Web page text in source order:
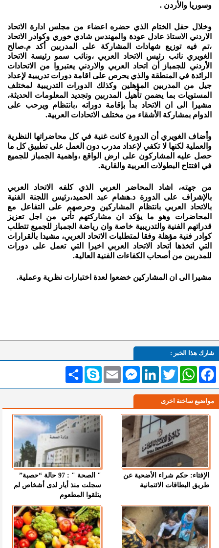
وسوريا والأردن .
وخلال حفل الختام الذي حضره اعضاء من مجلس ادارة الاتحاد
الاردني الاستاذ عادل عودة والمهندس شادي خوري وكوادر الاتحاد
،تم فيه توزيع شهادات المشاركة على المدربين أكد م.صالح
الغويري نائب رئيس الاتحاد العربي ،ونائب سمو رئيسة الاتحاد
الأردني للجمباز أن اتحاد العربي والاردني يعتبروا من الاتحادات
الرائدة في المنطقة والذي يحرص على اقامة دورات تدريبية لإعداد
جيل من المدربين المؤهلين وكذلك الدورات التدريبية لمختلف
المستويات بما يضمن تأهيل المدربين وتجديد المعلومات الحديثة،
مشيرا الى ان الاتحاد بدأ بإقامة دوراته ،بانتظام ويرحب على
الدوام بمشاركة الأشقاء من مختلف الاتحادات العربية.
وأضاف الغويري أن الدورة كانت غنية في كل محاضراتها النظرية
والعملية لكنها لا تكفي لإعداد مدرب دون العمل على تطبيق كل ما
حصل عليه المشاركون على ارض الواقع ،واهمية الجمباز للجميع
في افتتاح البطولات العربية والقارية.
من جهته، اشاد المحاضر العربي الذي كلفه الاتحاد العربي
بالإشراف على الدورة د.هشام عبد الحميد،رئيس اللجنة الفنية
بالاتحاد العربي بانتظام المشاركين وحرصهم على التفاعل مع
المحاضرات وهو ما يؤكد ان مشاركتهم تأتي من اجل تعزيز
قدراتهم الفنية والتدريبية خاصة وان رياضة الجمباز للجميع تتطلب
كوادر فنية مؤهلة وفقا لمتطلبات الاتحاد العربي، مشيدا بالقرارات
التي اتخذها اتحاد الاتحاد العربي اخيرا التي تعمل على دورات
للمدربين من أصحاب الكفاءات الفنية العالية.
مشيرا الى ان المشاركين خضعوا لعدة اختبارات نظرية وعملية.
شارك هذا الخبر :
انشر Skype Email
MessengerLinkedInTwitterWhatsAppFacebook
مواضيع ساخنة اخرى
الإفتاء: حكم شراء الأضحية عن
طريق البطاقات الائتمانية
" الصحة " : 97 حالة “حصبة”
سجلت منذ أيار لدى أشخاص لم
يتلقوا المطعوم